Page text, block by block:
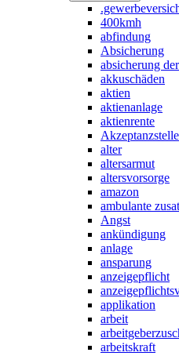
400kmh
abfindung
Absicherung
absicherung
akkuschäden
aktien
aktienanlage
aktienrente
Akzeptanzstelle
alter
altersarmut
altersvorsorge
amazon
ambulante
Angst
ankündigung
anlage
ansparung
anzeigepflicht
applikation
arbeit
arbeitskraft